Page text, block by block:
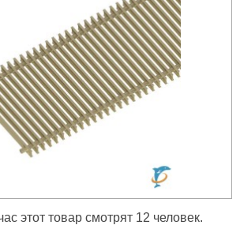
этот товар смотрят 12 человек.